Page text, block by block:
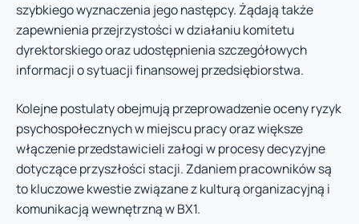
szybkiego wyznaczenia jego następcy. Żądają także
zapewnienia przejrzystości w działaniu komitetu
dyrektorskiego oraz udostępnienia szczegółowych
informacji o sytuacji finansowej przedsiębiorstwa.
Kolejne postulaty obejmują przeprowadzenie oceny ryzyk
psychospołecznych w miejscu pracy oraz większe
włączenie przedstawicieli załogi w procesy decyzyjne
dotyczące przyszłości stacji. Zdaniem pracowników są
to kluczowe kwestie związane z kulturą organizacyjną i
komunikacją wewnętrzną w BX1.